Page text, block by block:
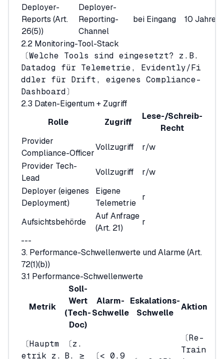
Deployer-
Reports (Art.
26(5))
Deployer-
Reporting-
Channel
bei Eingang 10 Jahre
2.2 Monitoring-Tool-Stack
〔Welche Tools sind eingesetzt? z.B.
Datadog für Telemetrie, Evidently/Fi
ddler für Drift, eigenes Compliance-
Dashboard〕
2.3 Daten-Eigentum + Zugriff
Rolle
Zugriff
Lese-/Schreib-
Recht
Provider
Compliance-Officer
Vollzugriff
r/w
Provider Tech-
Lead
Vollzugriff
r/w
Deployer (eigenes
Deployment)
Eigene
Telemetrie
r
Aufsichtsbehörde
Auf Anfrage
(Art. 21)
r
---
3. Performance-Schwellenwerte und Alarme (Art.
72(1)(b))
3.1 Performance-Schwellenwerte
Metrik
Soll-
Wert
(Tech-
Doc)
Alarm-
Schwelle
Eskalations-
Schwelle
Aktion
〔Hauptm
etrik z.
〔z.
B. ≥
〔< 0.9
〔Re-
Train